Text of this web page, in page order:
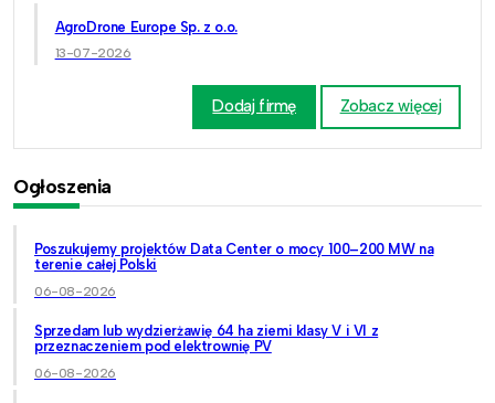
AgroDrone Europe Sp. z o.o.
13-07-2026
Dodaj firmę Zobacz więcej
Ogłoszenia
Poszukujemy projektów Data Center o mocy 100–200 MW na
terenie całej Polski
06-08-2026
Sprzedam lub wydzierżawię 64 ha ziemi klasy V i VI z
przeznaczeniem pod elektrownię PV
06-08-2026